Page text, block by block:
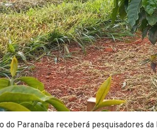
do Paranaíba receberá pesquisadores